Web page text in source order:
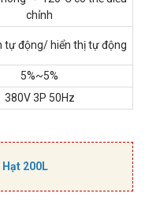
chỉnh
tự động/ hiển thị tự động
5%~5%
380V 3P 50Hz
200L